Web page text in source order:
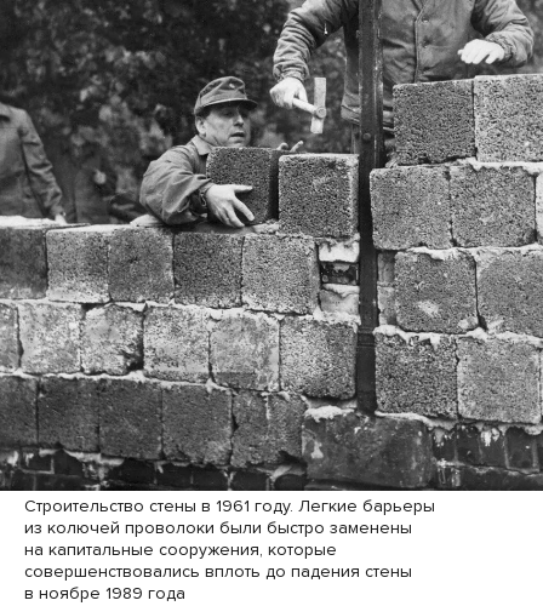
Строительство стены в 1961 году. Легкие барьеры
из колючей проволоки были быстро заменены
на капитальные сооружения, которые
совершенствовались вплоть до падения стены
в ноябре 1989 года